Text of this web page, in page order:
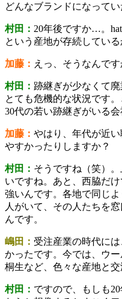
どんなブランドになって
村田： 20年後ですか…。
という産地が存続してい
加藤： えっ、そうなんです
村田： 跡継ぎが少なくて
とても危機的な状況です
30代の若い跡継ぎがいる会
加藤： やはり、年代が近
やすかったりしますか？
村田： そうですね（笑）
いですね。あと、西脇だ
強いんです。各地で同じ
人がいて、その人たちを
んです。
嶋田： 受注産業の時代に
かったです。今では、ウ
桐生など、色々な産地と交
村田： ですので、もしも